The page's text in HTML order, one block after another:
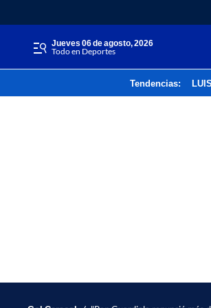
jueves 06 de agosto, 2026
Todo en Deportes
Tendencias: